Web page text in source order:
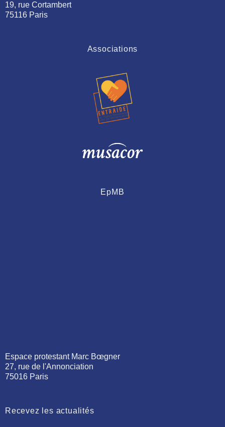
19, rue Cortambert
75116 Paris
Associations
EpMB
Espace protestant Marc Bœgner
27, rue de l'Annonciation
75016 Paris
Recevez les actualités